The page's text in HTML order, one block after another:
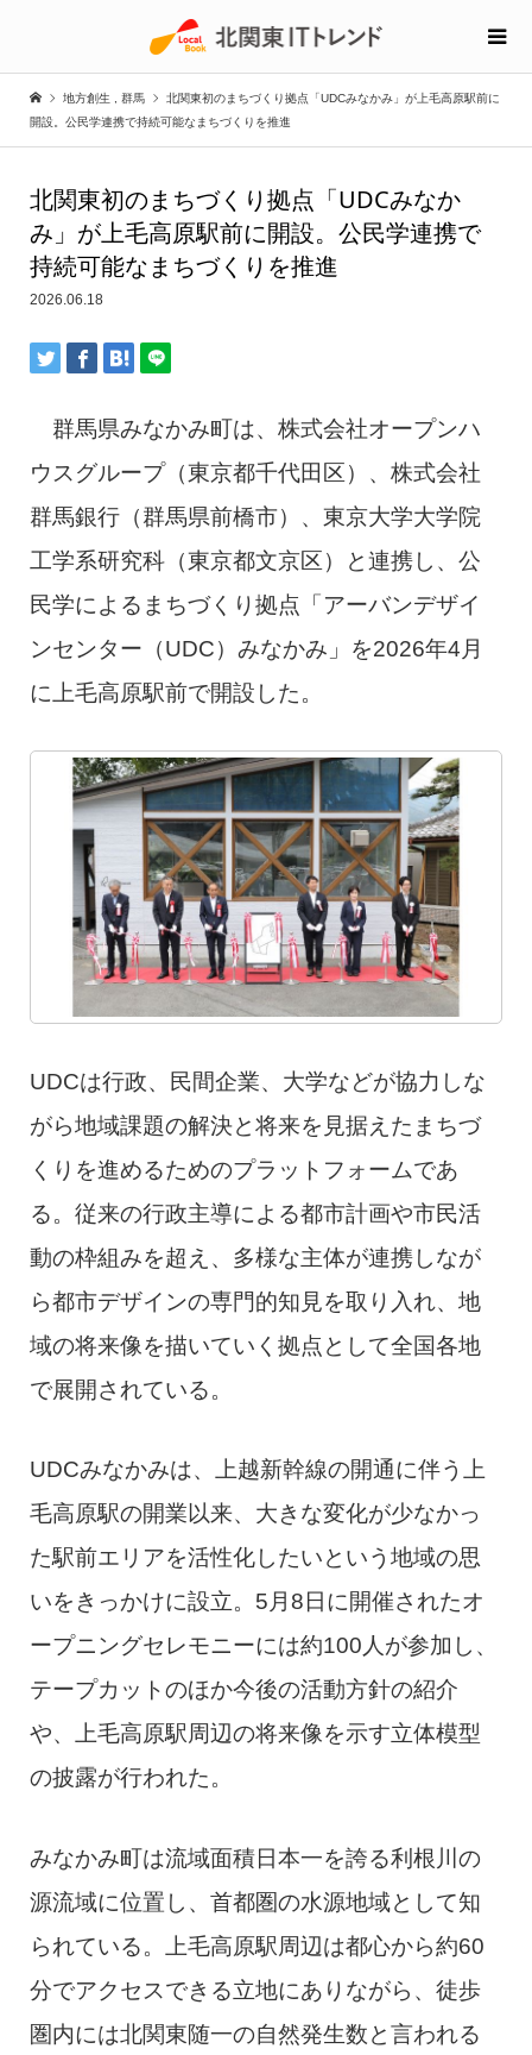
地方創生 群馬
北関東初のまちづくり拠点「UDCみなかみ」が上毛高原駅前に
開設。公民学連携で持続可能なまちづくりを推進
北関東初のまちづくり拠点「UDCみなか
み」が上毛高原駅前に開設。公民学連携で
持続可能なまちづくりを推進
2026.06.18
群馬県みなかみ町は、株式会社オープンハ
ウスグループ（東京都千代田区）、株式会社
群馬銀行（群馬県前橋市）、東京大学大学院
工学系研究科（東京都文京区）と連携し、公
民学によるまちづくり拠点「アーバンデザイ
ンセンター（UDC）みなかみ」を2026年4月
に上毛高原駅前で開設した。
UDCは行政、民間企業、大学などが協力しな
がら地域課題の解決と将来を見据えたまちづ
くりを進めるためのプラットフォームであ
る。従来の行政主導による都市計画や市民活
動の枠組みを超え、多様な主体が連携しなが
ら都市デザインの専門的知見を取り入れ、地
域の将来像を描いていく拠点として全国各地
で展開されている。
UDCみなかみは、上越新幹線の開通に伴う上
毛高原駅の開業以来、大きな変化が少なかっ
た駅前エリアを活性化したいという地域の思
いをきっかけに設立。5月8日に開催されたオ
ープニングセレモニーには約100人が参加し、
テープカットのほか今後の活動方針の紹介
や、上毛高原駅周辺の将来像を示す立体模型
の披露が行われた。
みなかみ町は流域面積日本一を誇る利根川の
源流域に位置し、首都圏の水源地域として知
られている。上毛高原駅周辺は都心から約60
分でアクセスできる立地にありながら、徒歩
圏内には北関東随一の自然発生数と言われる